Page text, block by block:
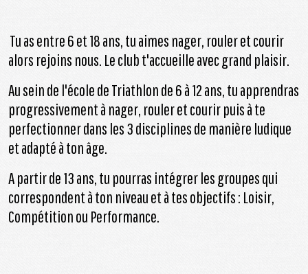
Tu as entre 6 et 18 ans, tu aimes nager, rouler et courir
alors rejoins nous. Le club t'accueille avec grand plaisir.
Au sein de l'école de Triathlon de 6 à 12 ans, tu apprendras
progressivement à nager, rouler et courir puis à te
perfectionner dans les 3 disciplines de manière ludique
et adapté à ton âge.
A partir de 13 ans, tu pourras intégrer les groupes qui
correspondent à ton niveau et à tes objectifs : Loisir,
Compétition ou Performance.